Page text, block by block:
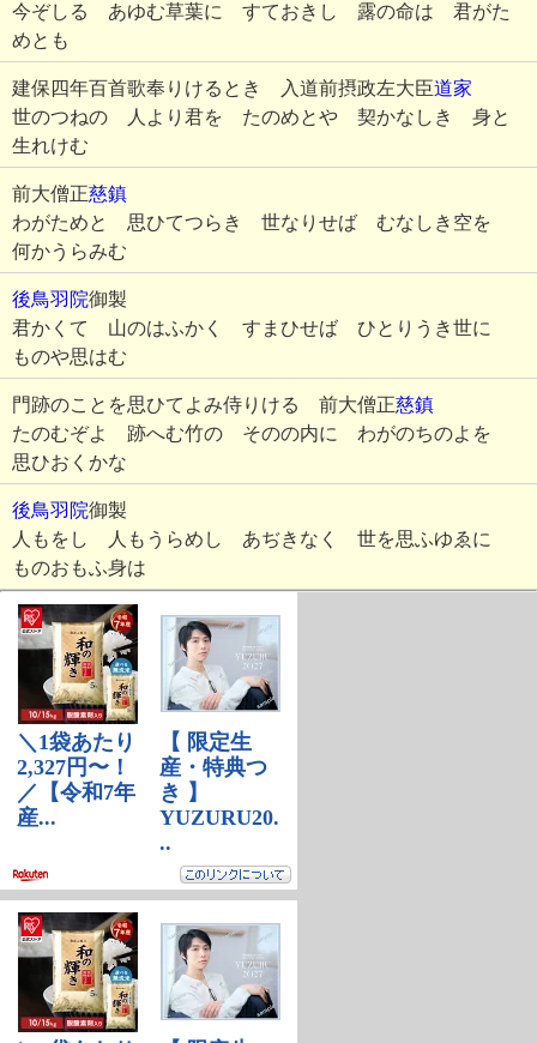
今ぞしる あゆむ草葉に すておきし 露の命は 君がた
めとも
建保四年百首歌奉りけるとき 入道前摂政左大臣道家
世のつねの 人より君を たのめとや 契かなしき 身と
生れけむ
前大僧正慈鎮
わがためと 思ひてつらき 世なりせば むなしき空を
何かうらみむ
後鳥羽院御製
君かくて 山のはふかく すまひせば ひとりうき世に
ものや思はむ
門跡のことを思ひてよみ侍りける 前大僧正慈鎮
たのむぞよ 跡へむ竹の そのの内に わがのちのよを
思ひおくかな
後鳥羽院御製
人もをし 人もうらめし あぢきなく 世を思ふゆゑに
ものおもふ身は